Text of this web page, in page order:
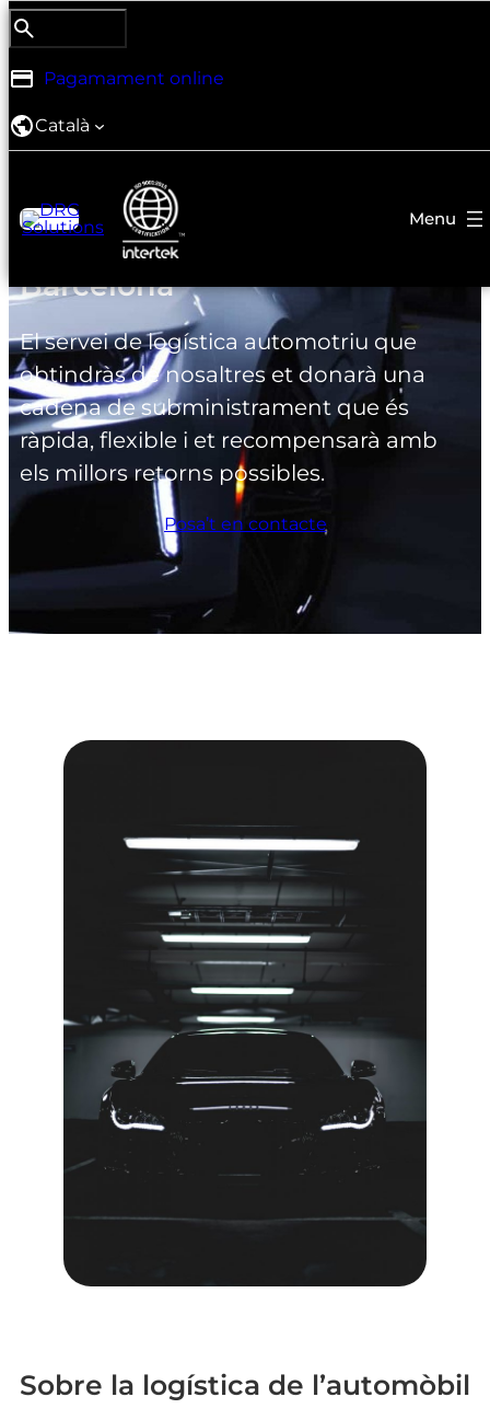
Search
Pagamament online
Català
Millora la teva consultoria i
logística automotriu a
Barcelona
El servei de logística automotriu que
obtindràs de nosaltres et donarà una
cadena de subministrament que és
ràpida, flexible i et recompensarà amb
els millors retorns possibles.
Posa’t en contacte
Sobre la logística de l’automòbil